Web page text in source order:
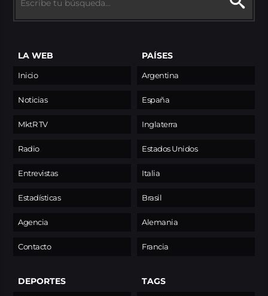
LA WEB
Inicio
Noticias
MktR TV
Radio
Entrevistas
Estadísticas
Agencia
Contacto
PAÍSES
Argentina
España
Inglaterra
Estados Unidos
Italia
Brasil
Alemania
Francia
DEPORTES TAGS